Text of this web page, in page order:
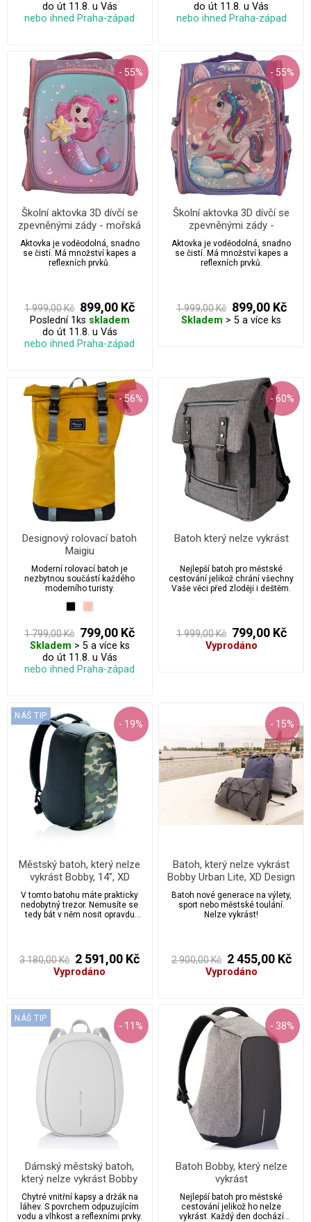
do út 11.8. u Vás
nebo ihned Praha-západ
do út 11.8. u Vás
nebo ihned Praha-západ
- 55%
Školní aktovka 3D dívčí se
zpevněnými zády - mořská
panna
Aktovka je voděodolná, snadno
se čistí. Má množství kapes a
reflexních prvků.
1 999,00 Kč 899,00 Kč
Poslední 1ks skladem
do út 11.8. u Vás
nebo ihned Praha-západ
- 55%
Školní aktovka 3D dívčí se
zpevněnými zády -
jednorožec s ušima
Aktovka je voděodolná, snadno
se čistí. Má množství kapes a
reflexních prvků.
1 999,00 Kč 899,00 Kč
Skladem > 5 a více ks
- 56%
Designový rolovací batoh
Maigiu
Moderní rolovací batoh je
nezbytnou součástí každého
moderního turisty.
1 799,00 Kč 799,00 Kč
Skladem > 5 a více ks
do út 11.8. u Vás
nebo ihned Praha-západ
- 60%
Batoh který nelze vykrást
Nejlepší batoh pro městské
cestování jelikož chrání všechny
Vaše věci před zloději i deštěm.
1 999,00 Kč 799,00 Kč
Vyprodáno
- 19%
NÁŠ TIP
Městský batoh, který nelze
vykrást Bobby, 14", XD
Design, camouflage
V tomto batohu máte prakticky
nedobytný trezor. Nemusíte se
tedy bát v něm nosit opravdu
3 180,00 Kč 2 591,00 Kč
Vyprodáno
- 15%
Batoh, který nelze vykrást
Bobby Urban Lite, XD Design
- 3 barvy
Batoh nové generace na výlety,
sport nebo městské toulání.
Nelze vykrást!
2 900,00 Kč 2 455,00 Kč
Vyprodáno
- 11%
NÁŠ TIP
Dámský městský batoh,
který nelze vykrást Bobby
Elle
Chytré vnitřní kapsy a držák na
láhev. S povrchem odpuzujícím
vodu a vlhkost a reflexními prvky.
- 38%
Batoh Bobby, který nelze
vykrást
Nejlepší batoh pro městské
cestování jelikož ho nelze
vykrást. Každý den dochází